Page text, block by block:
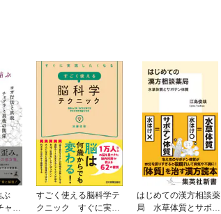
ぶ
ク
すごく使える脳科学テ
クニック すぐに実践
はじめての漢方相談薬
局 水草体質とサボテ